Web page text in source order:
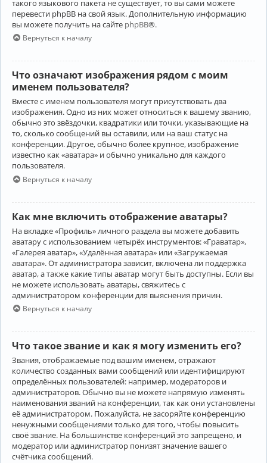
такого языкового пакета не существует, то вы сами можете
перевести phpBB на свой язык. Дополнительную информацию
вы можете получить на сайте phpBB®.
Вернуться к началу
Что означают изображения рядом с моим
именем пользователя?
Вместе с именем пользователя могут присутствовать два
изображения. Одно из них может относиться к вашему званию,
обычно это звёздочки, квадратики или точки, указывающие на
то, сколько сообщений вы оставили, или на ваш статус на
конференции. Другое, обычно более крупное, изображение
известно как «аватара» и обычно уникально для каждого
пользователя.
Вернуться к началу
Как мне включить отображение аватары?
На вкладке «Профиль» личного раздела вы можете добавить
аватару с использованием четырёх инструментов: «Граватар»,
«Галерея аватар», «Удалённая аватара» или «Загружаемая
аватара». От администратора зависит, включена ли поддержка
аватар, а также какие типы аватар могут быть доступны. Если вы
не можете использовать аватары, свяжитесь с
администратором конференции для выяснения причин.
Вернуться к началу
Что такое звание и как я могу изменить его?
Звания, отображаемые под вашим именем, отражают
количество созданных вами сообщений или идентифицируют
определённых пользователей: например, модераторов и
администраторов. Обычно вы не можете напрямую изменять
наименования званий на конференции, так как они установлены
её администратором. Пожалуйста, не засоряйте конференцию
ненужными сообщениями только для того, чтобы повысить
своё звание. На большинстве конференций это запрещено, и
модератор или администратор понизят значение вашего
счётчика сообщений.